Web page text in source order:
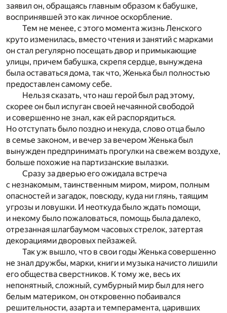
заявил он, обращаясь главным образом к бабушке,
воспринявшей это как личное оскорбление.
Тем не менее, с этого момента жизнь Ленского
круто изменилась, вместо чтения и занятий с марками
он стал регулярно посещать двор и примыкающие
улицы, причем бабушка, скрепя сердце, вынуждена
была оставаться дома, так что, Женька был полностью
предоставлен самому себе.
Нельзя сказать, что наш герой был рад этому,
скорее он был испуган своей нечаянной свободой
и совершенно не знал, как ей распорядиться.
Но отступать было поздно и некуда, слово отца было
в семье законом, и вечер за вечером Женька был
вынужден предпринимать прогулки на свежем воздухе,
больше похожие на партизанские вылазки.
Сразу за дверью его ожидала встреча
с незнакомым, таинственным миром, миром, полным
опасностей и загадок, повсюду, куда ни глянь, таящим
угрозы и ловушки. И неоткуда было ждать помощи,
и некому было пожаловаться, помощь была далеко,
отрезанная шлагбаумом часовых стрелок, затертая
декорациями дворовых пейзажей.
Так уж вышло, что в свои годы Женька совершенно
не знал дружбы, марки, книги и музыка начисто лишили
его общества сверстников. К тому же, весь их
непонятный, сложный, сумбурный мир был для него
белым материком, он откровенно побаивался
решительности, азарта и темперамента, царивших